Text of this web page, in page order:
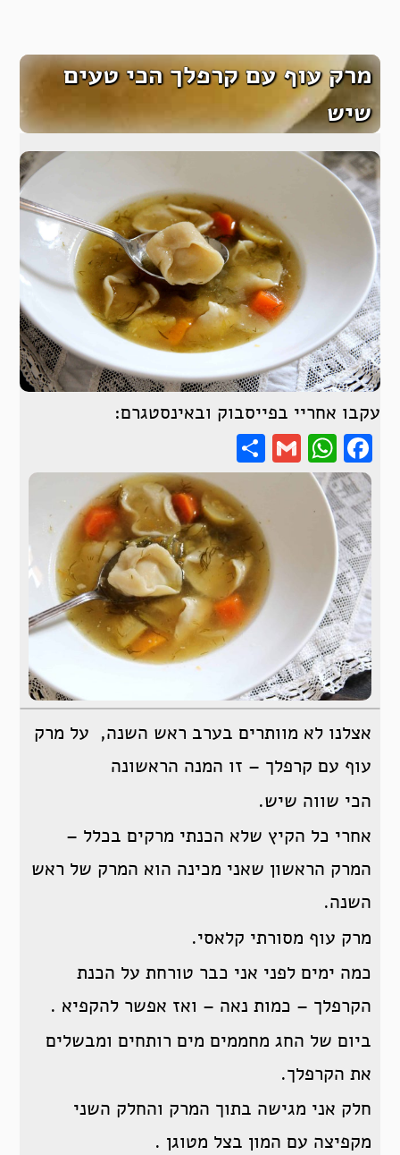
מרק עוף עם קרפלך הכי טעים
שיש
עקבו אחריי בפייסבוק ובאינסטגרם:
Facebook
WhatsApp
Gmail
אצלנו לא מוותרים בערב ראש השנה, על מרק
עוף עם קרפלך – זו המנה הראשונה
הכי שווה שיש.
אחרי כל הקיץ שלא הכנתי מרקים בכלל –
המרק הראשון שאני מכינה הוא המרק של ראש
השנה.
מרק עוף מסורתי קלאסי.
כמה ימים לפני אני כבר טורחת על הכנת
הקרפלך – כמות נאה – ואז אפשר להקפיא .
ביום של החג מחממים מים רותחים ומבשלים
את הקרפלך.
חלק אני מגישה בתוך המרק והחלק השני
מקפיצה עם המון בצל מטוגן .